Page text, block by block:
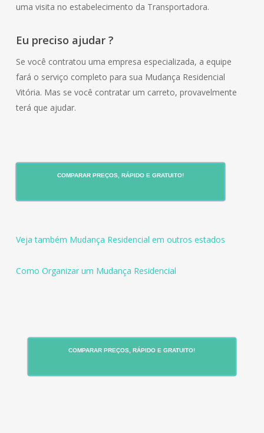
uma visita no estabelecimento da Transportadora.
Eu preciso ajudar ?
Se você contratou uma empresa especializada, a equipe
fará o serviço completo para sua Mudança Residencial
Vitória. Mas se você contratar um carreto, provavelmente
terá que ajudar.
COMPARAR PREÇOS, RÁPIDO E GRATUITO!
Veja também Mudança Residencial em outros estados
Como Organizar um Mudança Residencial
COMPARAR PREÇOS, RÁPIDO E GRATUITO!